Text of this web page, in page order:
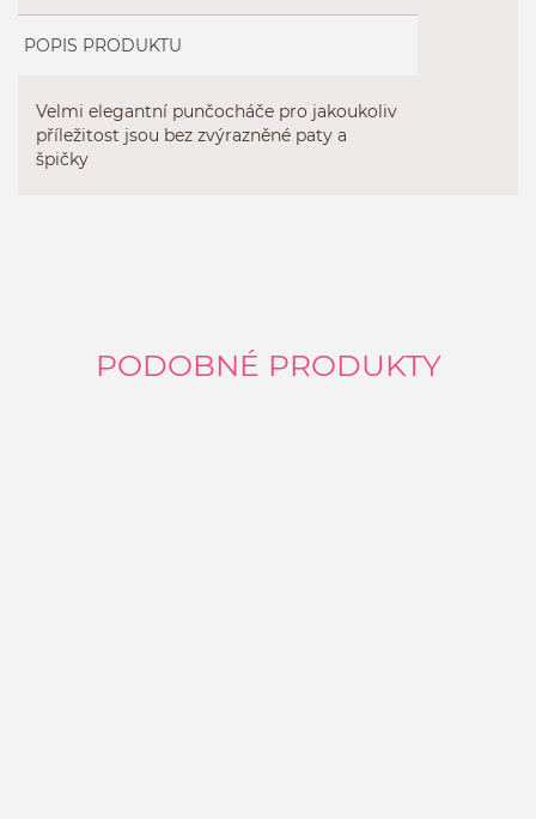
POPIS PRODUKTU
Velmi elegantní punčocháče pro jakoukoliv
příležitost jsou bez zvýrazněné paty a
špičky
PODOBNÉ PRODUKTY